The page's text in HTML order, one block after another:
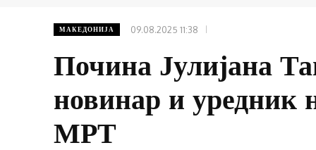
МАКЕДОНИЈА 09.08.2025 11:38
Почина Јулијана
новинар и уредник
МРТ